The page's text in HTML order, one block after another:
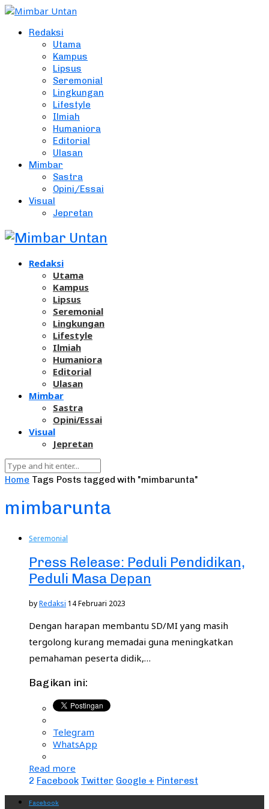
Redaksi
Utama
Kampus
Lipsus
Seremonial
Lingkungan
Lifestyle
Ilmiah
Humaniora
Editorial
Ulasan
Mimbar
Sastra
Opini/Essai
Visual
Jepretan
Redaksi
Utama
Kampus
Lipsus
Seremonial
Lingkungan
Lifestyle
Ilmiah
Humaniora
Editorial
Ulasan
Mimbar
Sastra
Opini/Essai
Visual
Jepretan
Home Tags Posts tagged with "mimbarunta"
mimbarunta
Seremonial
Press Release: Peduli Pendidikan,
Peduli Masa Depan
byRedaksi 14 Februari 2023
Dengan harapan membantu SD/MI yang masih
tergolong kurang memadai guna meningkatkan
pemahaman peserta didik,…
Bagikan ini:
Telegram
WhatsApp
Read more
2 Facebook Twitter Google + Pinterest
Facebook